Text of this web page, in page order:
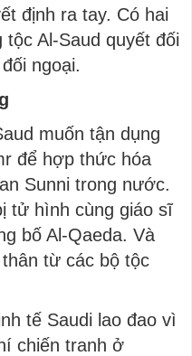
định ra tay. Có hai
tộc Al-Saud quyết đối
ngoại.
muốn tận dụng
để hợp thức hóa
Sunni trong nước.
tử hình cùng giáo sĩ
bố Al-Qaeda. Và
từ các bộ tộc
tế Saudi lao đao vì
chiến tranh ở